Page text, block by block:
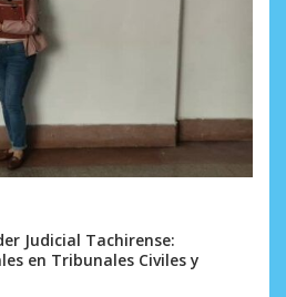
Judicial Tachirense:
en Tribunales Civiles y